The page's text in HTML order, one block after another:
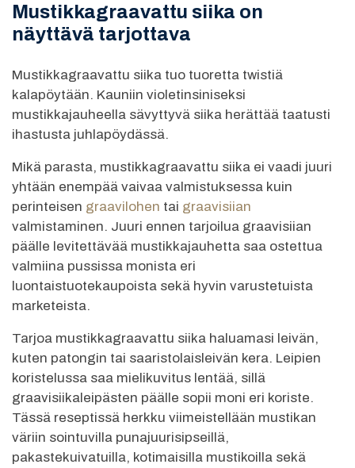
Mustikkagraavattu siika on
näyttävä tarjottava
Mustikkagraavattu siika tuo tuoretta twistiä
kalapöytään. Kauniin violetinsiniseksi
mustikkajauheella sävyttyvä siika herättää taatusti
ihastusta juhlapöydässä.
Mikä parasta, mustikkagraavattu siika ei vaadi juuri
yhtään enempää vaivaa valmistuksessa kuin
perinteisen graavilohen tai graavisiian
valmistaminen. Juuri ennen tarjoilua graavisiian
päälle levitettävää mustikkajauhetta saa ostettua
valmiina pussissa monista eri
luontaistuotekaupoista sekä hyvin varustetuista
marketeista.
Tarjoa mustikkagraavattu siika haluamasi leivän,
kuten patongin tai saaristolaisleivän kera. Leipien
koristelussa saa mielikuvitus lentää, sillä
graavisiikaleipästen päälle sopii moni eri koriste.
Tässä reseptissä herkku viimeistellään mustikan
väriin sointuvilla punajuurisipseillä,
pakastekuivatuilla, kotimaisilla mustikoilla sekä